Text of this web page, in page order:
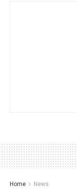
Home News